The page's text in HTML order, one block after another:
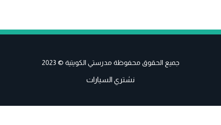
جميع الحقوق محفوظة مدرستي الكويتية © 2023
نشتري السيارات